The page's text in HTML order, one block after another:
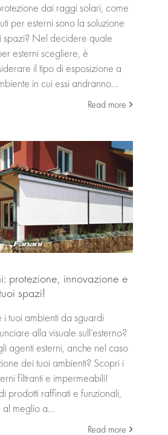
dai raggi solari, come
per esterni sono la soluzione
spazi? Nel decidere quale
esterni scegliere, è
il tipo di esposizione a
in cui essi andranno...
Read more
protezione, innovazione e
spazi!
tuoi ambienti da sguardi
alla visuale sull’esterno?
agenti esterni, anche nel caso
dei tuoi ambienti? Scopri i
filtranti e impermeabili!
prodotti raffinati e funzionali,
meglio a...
Read more